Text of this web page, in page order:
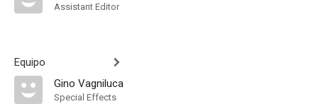
Assistant Editor
Equipo
Gino Vagniluca
Special Effects